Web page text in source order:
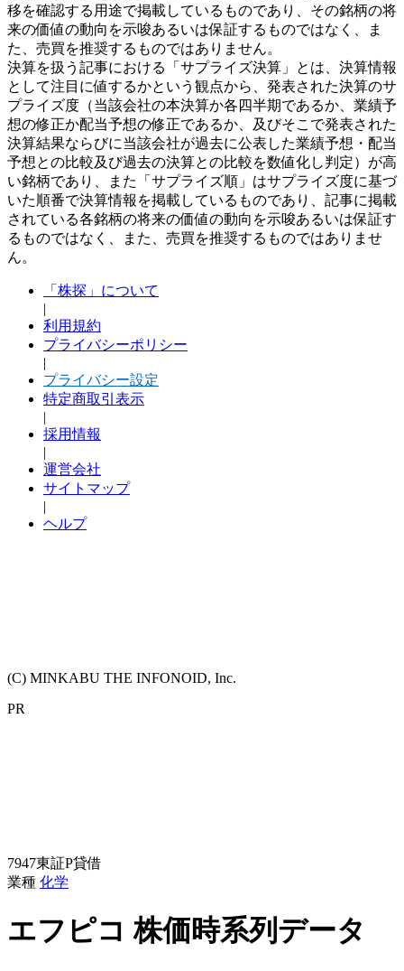
移を確認する用途で掲載しているものであり、その銘柄の将
来の価値の動向を示唆あるいは保証するものではなく、ま
た、売買を推奨するものではありません。
決算を扱う記事における「サプライズ決算」とは、決算情報
として注目に値するかという観点から、発表された決算のサ
プライズ度（当該会社の本決算か各四半期であるか、業績予
想の修正か配当予想の修正であるか、及びそこで発表された
決算結果ならびに当該会社が過去に公表した業績予想・配当
予想との比較及び過去の決算との比較を数値化し判定）が高
い銘柄であり、また「サプライズ順」はサプライズ度に基づ
いた順番で決算情報を掲載しているものであり、記事に掲載
されている各銘柄の将来の価値の動向を示唆あるいは保証す
るものではなく、また、売買を推奨するものではありませ
ん。
「株探」について
|
利用規約
プライバシーポリシー
|
プライバシー設定
特定商取引表示
|
採用情報
|
運営会社
サイトマップ
|
ヘルプ
(C) MINKABU THE INFONOID, Inc.
PR
7947東証P貸借
業種 化学
エフピコ株価時系列データ